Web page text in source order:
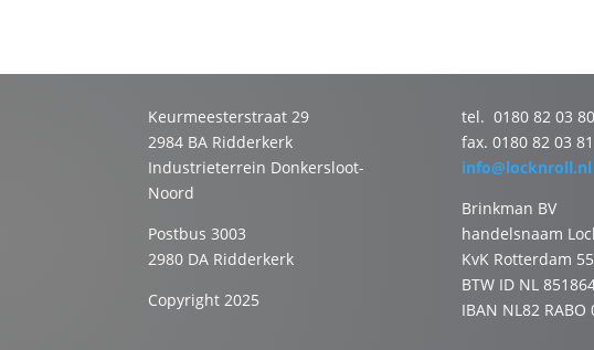
Keurmeesterstraat 29
2984 BA Ridderkerk
Industrieterrein Donkersloot-
Noord
Postbus 3003
2980 DA Ridderkerk
Copyright 2025
tel. 0180 82 03 80
fax. 0180 82 03 81
info@locknroll.nl
Brinkman BV
handelsnaam
KvK Rotterdam
BTW ID NL
IBAN NL82 RABO